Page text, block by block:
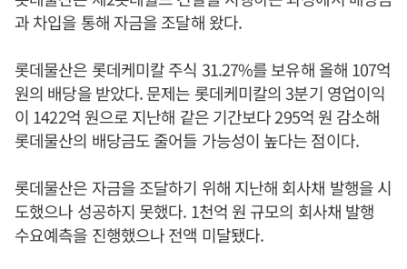
과 차입을 통해 자금을 조달해 왔다.
롯데물산은 롯데케미칼 주식 31.27%를 보유해 올해 107억
원의 배당을 받았다. 문제는 롯데케미칼의 3분기 영업이익
이 1422억 원으로 지난해 같은 기간보다 295억 원 감소해
롯데물산의 배당금도 줄어들 가능성이 높다는 점이다.
롯데물산은 자금을 조달하기 위해 지난해 회사채 발행을 시
도했으나 성공하지 못했다. 1천억 원 규모의 회사채 발행
수요예측을 진행했으나 전액 미달됐다.